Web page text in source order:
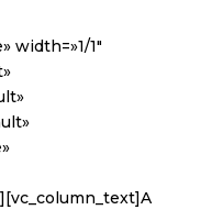
width=»1/1″